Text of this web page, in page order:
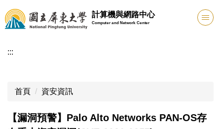
跳
到
主
內
計算機與網路中心
Computer and Network Center
:::
首頁 資安資訊
【漏洞預警】Palo Alto Networks PAN-OS存